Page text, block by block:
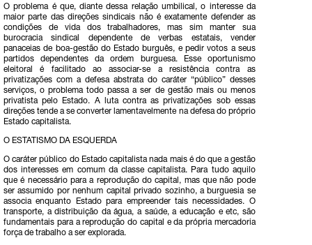
O problema é que, diante dessa relação umbilical, o interesse da
maior parte das direções sindicais não é exatamente defender as
condições de vida dos trabalhadores, mas sim manter sua
burocracia sindical dependente de verbas estatais, vender
panaceias de boa-gestão do Estado burguês, e pedir votos a seus
partidos dependentes da ordem burguesa. Esse oportunismo
eleitoral é facilitado ao associar-se a resistência contra as
privatizações com a defesa abstrata do caráter “público” desses
serviços, o problema todo passa a ser de gestão mais ou menos
privatista pelo Estado. A luta contra as privatizações sob essas
direções tende a se converter lamentavelmente na defesa do próprio
Estado capitalista.
O ESTATISMO DA ESQUERDA
O caráter público do Estado capitalista nada mais é do que a gestão
dos interesses em comum da classe capitalista. Para tudo aquilo
que é necessário para a reprodução do capital, mas que não pode
ser assumido por nenhum capital privado sozinho, a burguesia se
associa enquanto Estado para empreender tais necessidades. O
transporte, a distribuição da água, a saúde, a educação e etc, são
fundamentais para a reprodução do capital e da própria mercadoria
força de trabalho a ser explorada.